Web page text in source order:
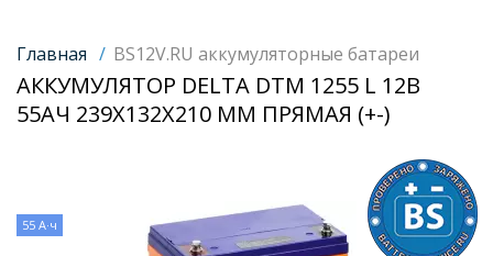
Главная / BS12V.RU аккумуляторные батареи
АККУМУЛЯТОР DELTA DTM 1255 L 12В
55АЧ 239X132X210 ММ ПРЯМАЯ (+-)
55 А·ч